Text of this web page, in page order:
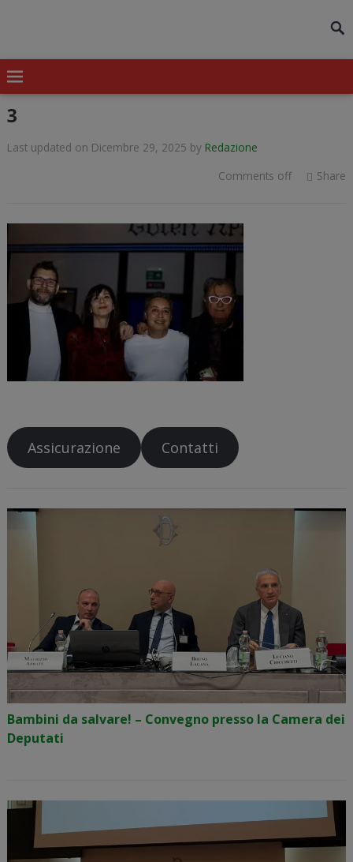
3
Last updated on Dicembre 29, 2025 by Redazione
Comments off
Share
Assicurazione Contatti
Bambini da salvare! – Convegno presso la Camera dei
Deputati